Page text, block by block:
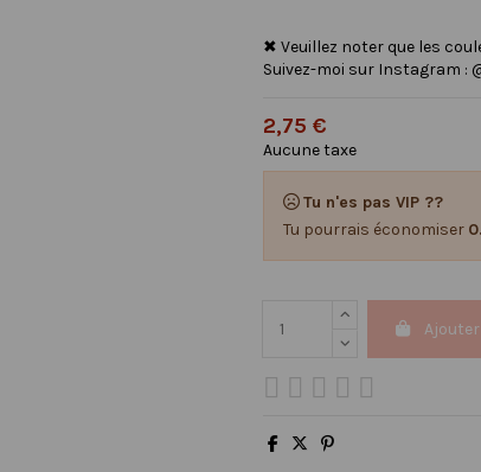
✖ Veuillez noter que les
Suivez-moi sur Instagram :
2,75 €
Aucune taxe
Tu n'es pas VIP ??
Tu pourrais économiser